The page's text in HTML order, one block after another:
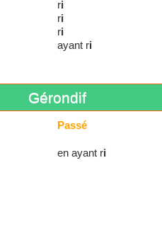
ri
ri
ri
ayant ri
Gérondif
Passé
en ayant ri